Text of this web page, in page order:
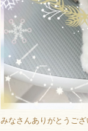
みなさんありがとうござ